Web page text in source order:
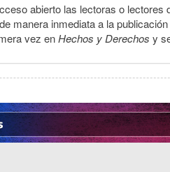
abierto las lectoras o
manera inmediata a la
vez enHechos y Derechos y